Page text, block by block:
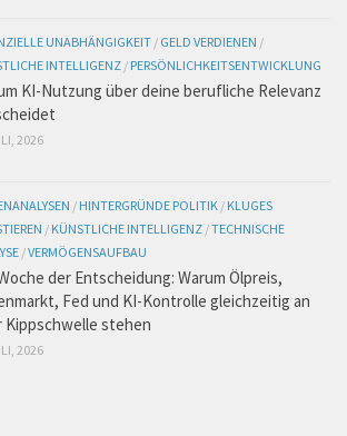
UNABHÄNGIGKEIT / GELD VERDIENEN /
INTELLIGENZ / PERSÖNLICHKEITSENTWICKLUNG
KI-Nutzung über deine berufliche Relevanz
2026
/ HINTERGRÜNDE POLITIK / KLUGES
/ KÜNSTLICHE INTELLIGENZ /TECHNISCHE
/VERMÖGENSAUFBAU
der Entscheidung: Warum Ölpreis,
Fed und KI-Kontrolle gleichzeitig an
Kippschwelle stehen
2026